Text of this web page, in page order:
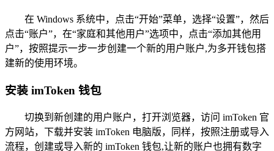
在 Windows 系统中，点击“开始”菜单，选择“设置”，然后
点击“账户”，在“家庭和其他用户”选项中，点击“添加其他用
户”，按照提示一步一步创建一个新的用户账户,为多开钱包搭
建新的使用环境。
安装 imToken 钱包
切换到新创建的用户账户，打开浏览器，访问 imToken 官
方网站，下载并安装 imToken 电脑版，同样，按照注册或导入
流程，创建或导入新的 imToken 钱包,让新的账户也拥有数字